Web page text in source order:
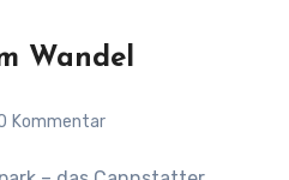
Wandel
Kommentar